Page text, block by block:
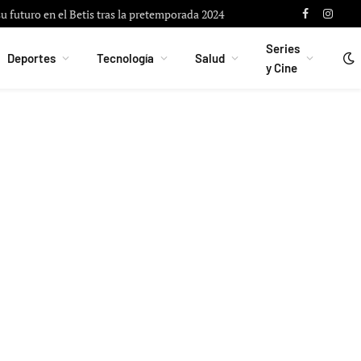
futuro en el Betis tras la pretemporada 2024 Facebook
Deportes Tecnología Salud
Series
y Cine